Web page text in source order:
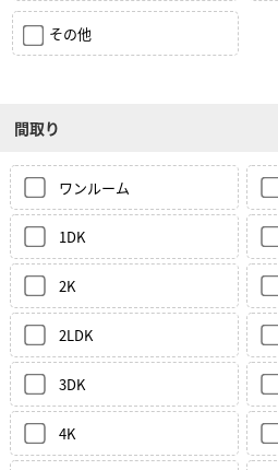
その他
間取り
ワンルーム
1DK
2K
2LDK
3DK
4K